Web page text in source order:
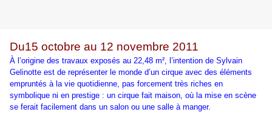
Du15 octobre au 12 novembre 2011
À l’origine des travaux exposés au 22,48 m², l’intention de Sylvain
Gelinotte est de représenter le monde d’un cirque avec des éléments
empruntés à la vie quotidienne, pas forcement très riches en
symbolique ni en prestige : un cirque fait maison, où la mise en scène
se ferait facilement dans un salon ou une salle à manger.